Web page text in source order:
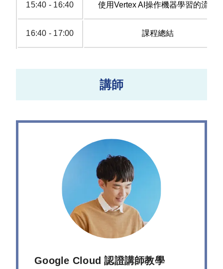
15:40 - 16:40 使用Vertex AI操作機器學習的流程
16:40 - 17:00 課程總結
講師
Google Cloud 認證講師教學